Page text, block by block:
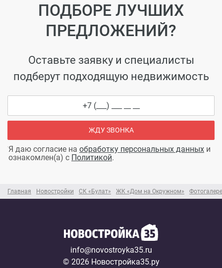
Главная Новостройки СК «Булат» ЖК «Дом на Окружном»
ПОДБОРЕ ЛУЧШИХ
ПРЕДЛОЖЕНИЙ?
Оставьте заявку и специалисты
подберут подходящую недвижимость
ЖДУ ЗВОНКА
Я даю согласие на обработку персональных данных и
ознакомлен(а) с Политикой.
info@novostroyka35.ru
© 2026 Новостройка35.ру